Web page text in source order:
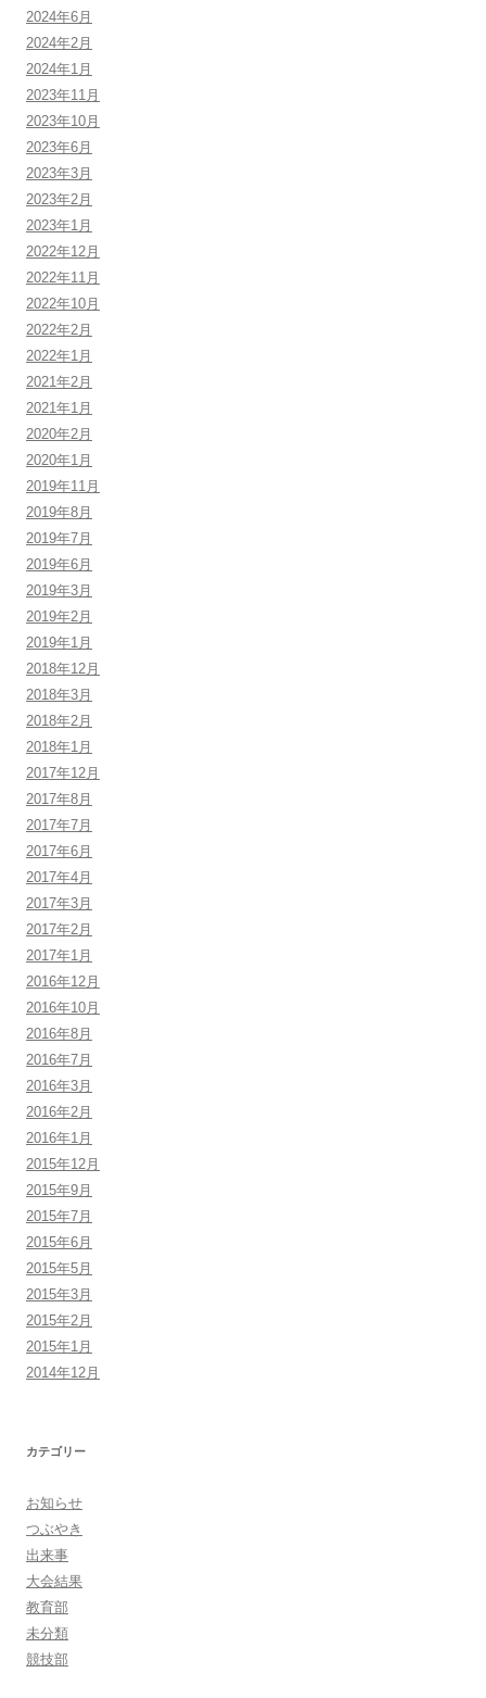
2024年6月
2024年2月
2024年1月
2023年11月
2023年10月
2023年6月
2023年3月
2023年2月
2023年1月
2022年12月
2022年11月
2022年10月
2022年2月
2022年1月
2021年2月
2021年1月
2020年2月
2020年1月
2019年11月
2019年8月
2019年7月
2019年6月
2019年3月
2019年2月
2019年1月
2018年12月
2018年3月
2018年2月
2018年1月
2017年12月
2017年8月
2017年7月
2017年6月
2017年4月
2017年3月
2017年2月
2017年1月
2016年12月
2016年10月
2016年8月
2016年7月
2016年3月
2016年2月
2016年1月
2015年12月
2015年9月
2015年7月
2015年6月
2015年5月
2015年3月
2015年2月
2015年1月
2014年12月
カテゴリー
お知らせ
つぶやき
出来事
大会結果
教育部
未分類
競技部